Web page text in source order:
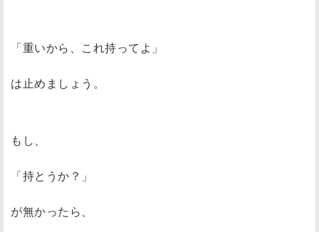
「重いから、これ持ってよ」
は止めましょう。
もし、
「持とうか？」
が無かったら、